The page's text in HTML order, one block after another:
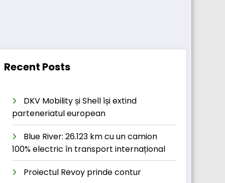
Recent Posts
DKV Mobility și Shell își extind
parteneriatul european
Blue River: 26.123 km cu un camion
100% electric în transport internațional
Proiectul Revoy prinde contur